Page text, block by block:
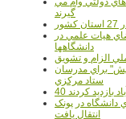
گيرند
هيات علمي در
دانشگاهها
الزام و تشويق
براي مدرسان
ستاد مرکزي
بازديد کردند
در پونک
انتقال يافت